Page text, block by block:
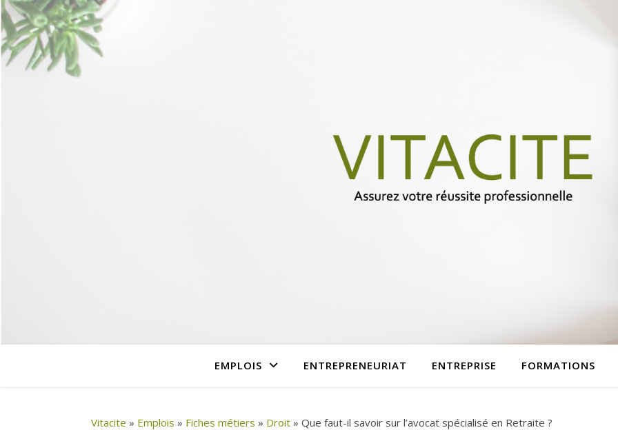
EMPLOIS ENTREPRENEURIAT ENTREPRISE FORMATIONS
Vitacite » Emplois » Fiches métiers » Droit » Que faut-il savoir sur l’avocat spécialisé en Retraite ?